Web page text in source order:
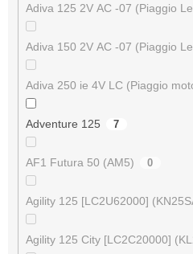
Adiva 125 2V AC -07 (Piaggio
Adiva 150 2V AC -07 (Piaggio
Adiva 250 ie 4V LC (Piaggio
Adventure 125 7
AF1 Futura 50 (AM5) 0
Agility 125 [LC2U62000]
Agility 125 City [LC2C20000]